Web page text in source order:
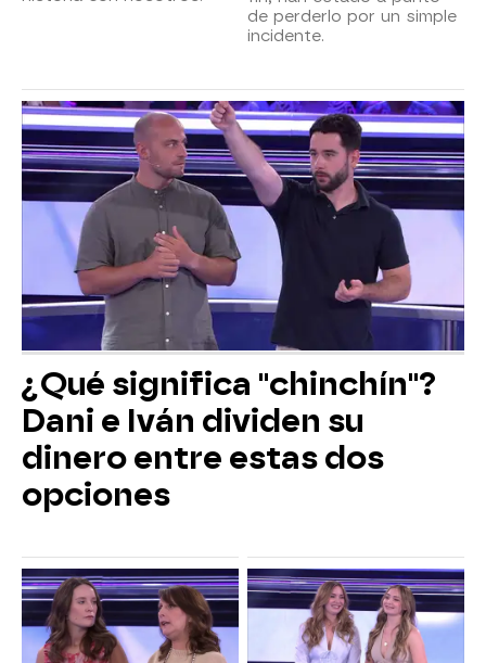
de perderlo por un simple
incidente.
¿Qué significa "chinchín"?
Dani e Iván dividen su
dinero entre estas dos
opciones